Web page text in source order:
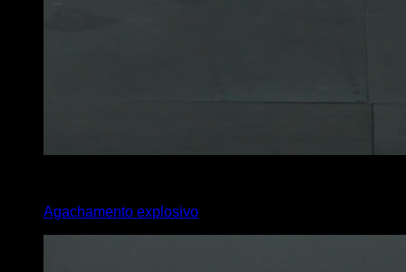
Agachamento explosivo